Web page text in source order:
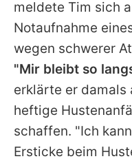
meldete Tim sich
Notaufnahme
wegen schwerer
"Mir bleibt so
erklärte er damals
heftige
schaffen. "Ich
Ersticke beim